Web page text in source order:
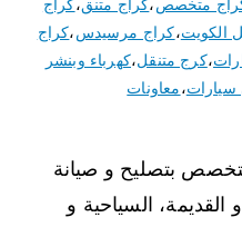
متخصص،كراج متنق،كراج
الكويت،كراج مرسيدس،كراج
،كرج متنقل،كهرباء وبنشر
سيارات،معاونات
بتصليح و صيانة
القديمة، السياحية و